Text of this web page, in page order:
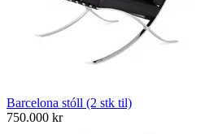
Barcelona stóll (2 stk til)
750.000 kr